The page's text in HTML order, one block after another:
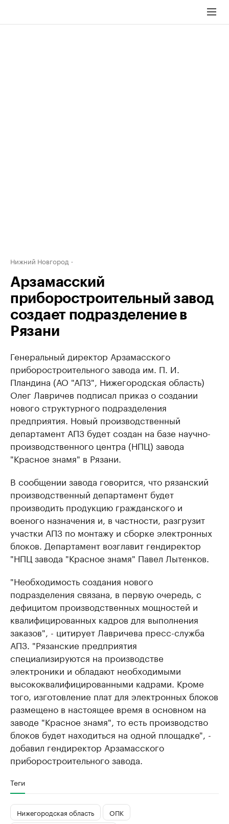
Нижний Новгород
Арзамасский
приборостроительный завод
создает подразделение в
Рязани
Генеральный директор Арзамасского
приборостроительного завода им. П. И.
Пландина (АО "АПЗ", Нижегородская область)
Олег Лавричев подписал приказ о создании
нового структурного подразделения
предприятия. Новый производственный
департамент АПЗ будет создан на базе научно-
производственного центра (НПЦ) завода
"Красное знамя" в Рязани.
В сообщении завода говорится, что рязанский
производственный департамент будет
производить продукцию гражданского и
военого назначения и, в частности, разгрузит
участки АПЗ по монтажу и сборке электронных
блоков. Департамент возглавит гендиректор
"НПЦ завода "Красное знамя" Павел Лытенков.
"Необходимость создания нового
подразделения связана, в первую очередь, с
дефицитом производственных мощностей и
квалифицированных кадров для выполнения
заказов", - цитирует Лавричева пресс-служба
АПЗ. "Рязанские предприятия
специализируются на производстве
электроники и обладают необходимыми
высококвалифицированными кадрами. Кроме
того, изготовление плат для электронных блоков
размещено в настоящее время в основном на
заводе "Красное знамя", то есть производство
блоков будет находиться на одной площадке", -
добавил гендиректор Арзамасского
приборостроительного завода.
Теги
Нижегородская область
ОПК